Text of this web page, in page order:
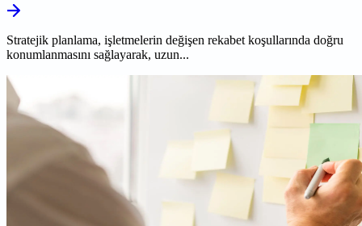
Stratejik planlama, işletmelerin değişen rekabet koşullarında doğru
konumlanmasını sağlayarak, uzun...